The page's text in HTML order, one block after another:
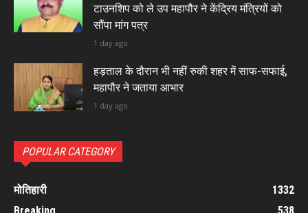
टाउनशिप को ले उप महापौर ने केंद्रिय मंत्रियों को
सौंपा मांग पत्र
1 day ago
हड़ताल के दौरान भी नहीं रुकी शहर में साफ-सफाई,
महापौर ने जताया आभार
1 day ago
POPULAR CATEGORY
मोतिहारी
1332